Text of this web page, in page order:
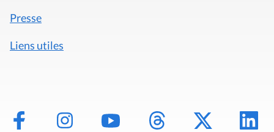
Presse
Liens utiles